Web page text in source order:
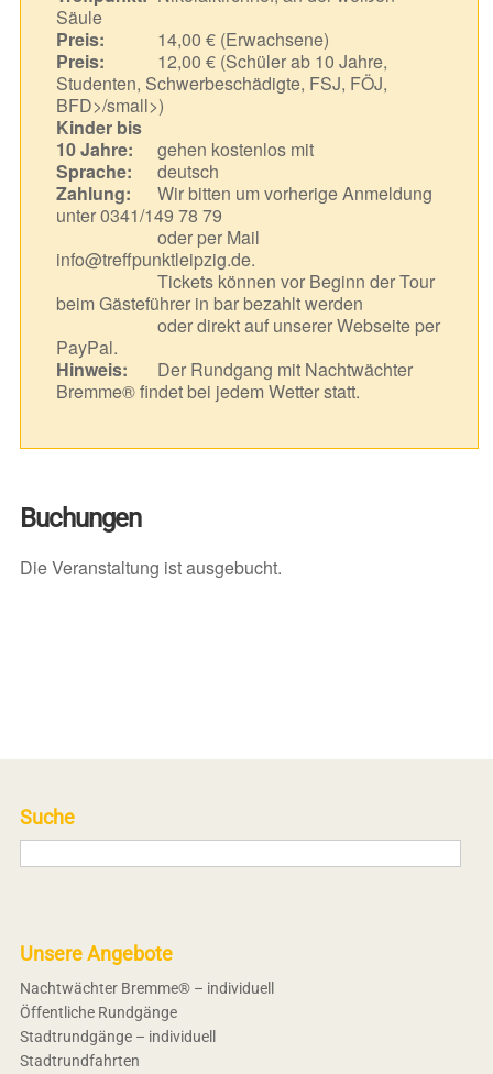
Säule
Preis:
14,00 € (Erwachsene)
Preis:
12,00 € (Schüler ab 10 Jahre,
Studenten, Schwerbeschädigte, FSJ, FÖJ,
BFD>/small>)
Kinder bis
10 Jahre:
gehen kostenlos mit
Sprache:
deutsch
Zahlung:
Wir bitten um vorherige Anmeldung
unter 0341/149 78 79
oder per Mail
info@treffpunktleipzig.de.
Tickets können vor Beginn der Tour
beim Gästeführer in bar bezahlt werden
oder direkt auf unserer Webseite per
PayPal.
Hinweis:
Der Rundgang mit Nachtwächter
Bremme® findet bei jedem Wetter statt.
Buchungen
Die Veranstaltung ist ausgebucht.
Suche
Unsere Angebote
Nachtwächter Bremme® – individuell
Öffentliche Rundgänge
Stadtrundgänge – individuell
Stadtrundfahrten